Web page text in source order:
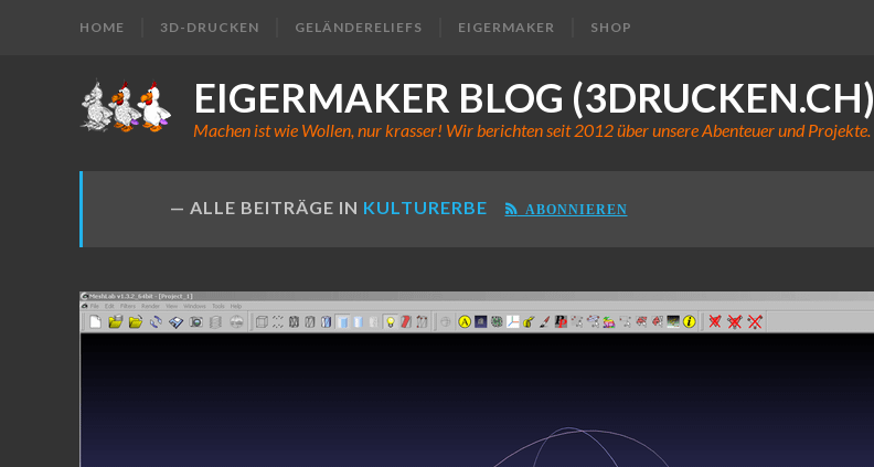
HOME 3D-DRUCKEN GELÄNDERELIEFS EIGERMAKER SHOP
EIGERMAKER BLOG (3DRUCKEN.CH)
Machen ist wie Wollen, nur krasser! Wir berichten seit 2012 über unsere Abenteuer und Projekte.
ALLE BEITRÄGE IN KULTURERBE ABONNIEREN